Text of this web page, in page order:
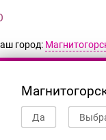
город:
Да